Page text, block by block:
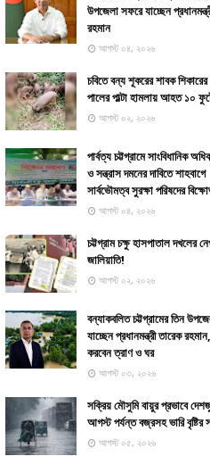
উপজেলা সফরে যাচ্ছেন
রহমান
আগস্ট ০৪, ২০২৬
চবিতে বন্য শূকরের শাবক শিকারের
পালের পাল্টা হামলায় আহত ১০
আগস্ট ০২, ২০২৬
পার্বত্য চট্টগ্রামে সাংবিধানিক
ও সন্ত্রাস দমনের দাবিতে শাহবাগে
সার্বভৌমত্ব সুরক্ষা পরিষদের
আগস্ট ০৪, ২০২৬
চট্টগ্রাম চক্ষু হাসপাতাল দখলের
জালিয়াতি!
আগস্ট ০২, ২০২৬
বন্যাকবলিত চট্টগ্রামের তিন
যাচ্ছেন প্রধানমন্ত্রী তারেক
করবেন ত্রাণ ও ঘর
আগস্ট ০৩, ২০২৬
সক্রিয় মৌসুমি বায়ুর প্রভাবে
আগস্ট পর্যন্ত বজ্রসহ ভারি বৃষ্টির
আগস্ট ০৫, ২০২৬